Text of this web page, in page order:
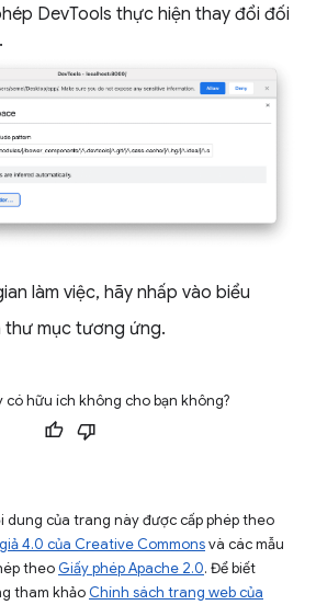
DevTools thực hiện thay đổi đối
làm việc, hãy nhấp vào biểu
thư mục tương ứng.
có hữu ích không cho bạn không?
dung của trang này được cấp phép theo
4.0 của Creative Commonsvà các mẫu
theo Giấy phép Apache 2.0. Để biết
tham khảo Chính sách trang web của